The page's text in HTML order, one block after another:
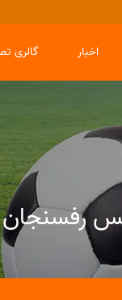
گالری اخبار
رفسنجان